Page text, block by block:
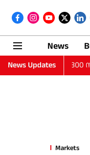
News
News Updates
300
Markets